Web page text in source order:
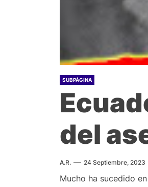
SUBPÁGINA
del
A.R. 24 Septiembre, 2023
Mucho ha sucedido